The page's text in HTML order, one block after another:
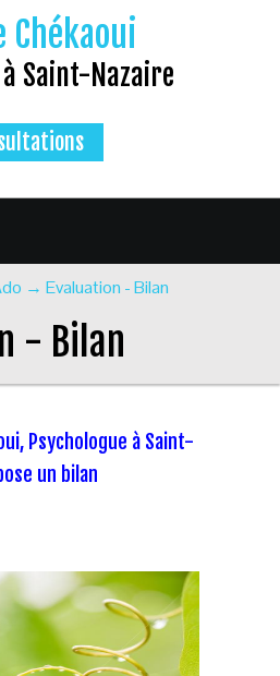
Chékaoui
à Saint-Nazaire
→ Evaluation - Bilan
- Bilan
Psychologue à Saint-
un bilan